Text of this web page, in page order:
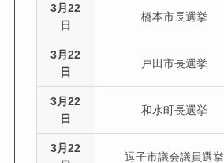
3月22
日
橋本市長選挙
3月22
日
戸田市長選挙
3月22
日
和水町長選挙
3月22
逗子市議会議員選挙